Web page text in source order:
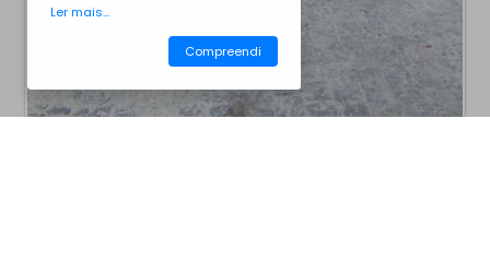
Ler mais...
Compreendi